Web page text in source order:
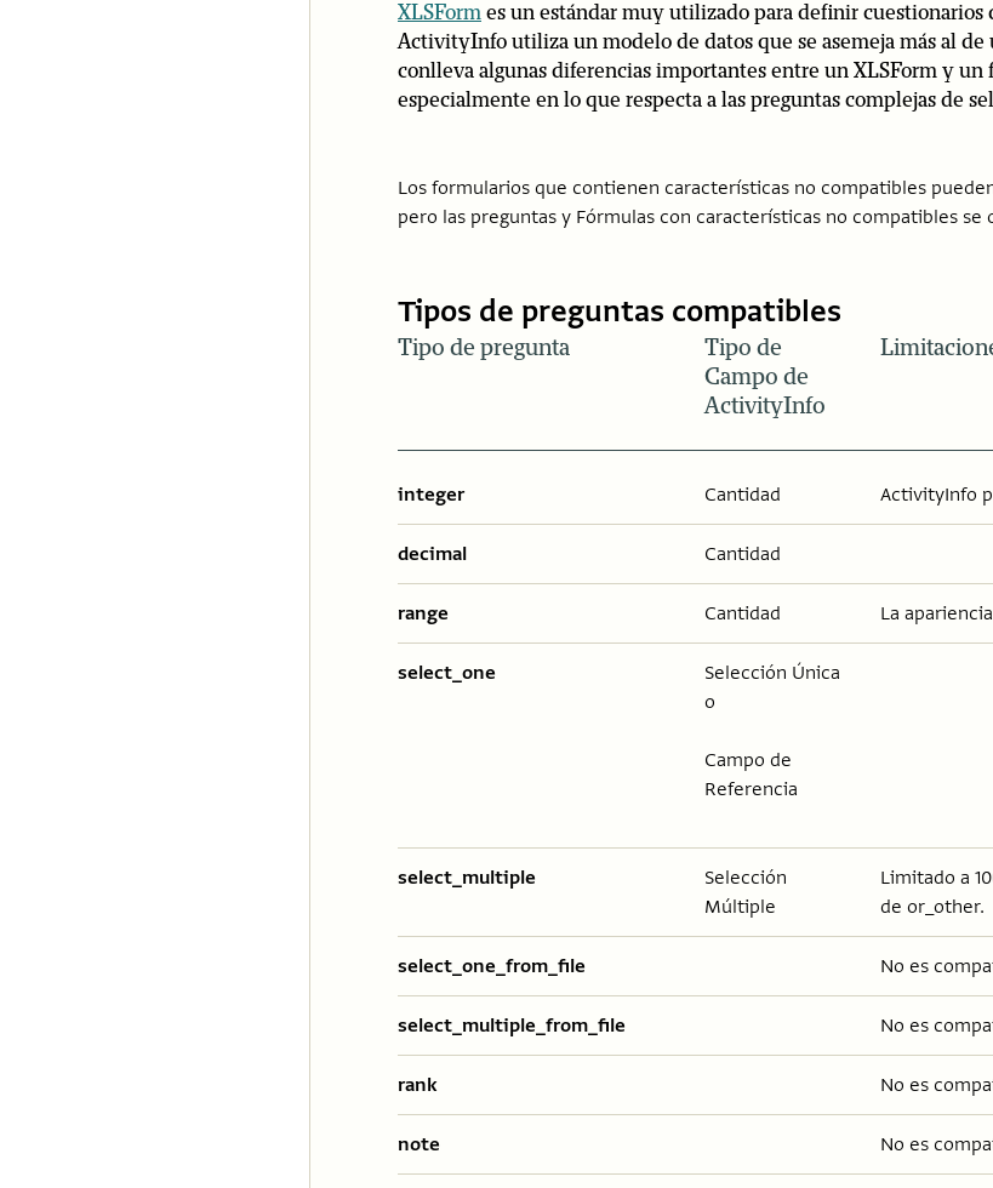
XLSForm es un estándar muy utilizado para definir cuestionarios
ActivityInfo utiliza un modelo de datos que se asemeja más al de
conlleva algunas diferencias importantes entre un XLSForm y
especialmente en lo que respecta a las preguntas complejas de
Los formularios que contienen características no compatibles
pero las preguntas y Fórmulas con características no compatibles se
Tipos de preguntas compatibles
Tipo de pregunta
Tipo de
Campo de
ActivityInfo
integer Cantidad ActivityInfo
decimal Cantidad
range Cantidad La
select_one
Selección Única
o
Campo de
Referencia
select_multiple
Selección
Múltiple
Limitado a
de or_other.
select_one_from_file No es
select_multiple_from_file No es
rank No es
note No es